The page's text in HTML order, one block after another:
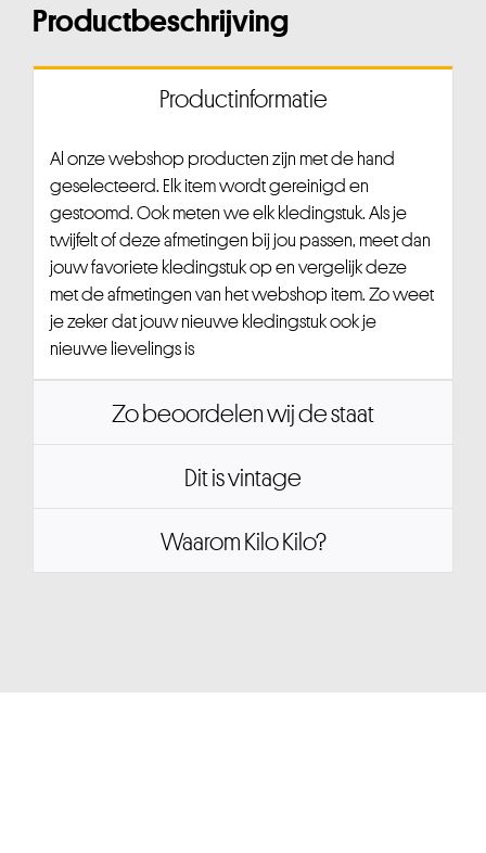
Productbeschrijving
Productinformatie
Al onze webshop producten zijn met de hand
geselecteerd. Elk item wordt gereinigd en
gestoomd. Ook meten we elk kledingstuk. Als je
twijfelt of deze afmetingen bij jou passen, meet dan
jouw favoriete kledingstuk op en vergelijk deze
met de afmetingen van het webshop item. Zo weet
je zeker dat jouw nieuwe kledingstuk ook je
nieuwe lievelings is
Zo beoordelen wij de staat
Dit is vintage
Waarom Kilo Kilo?